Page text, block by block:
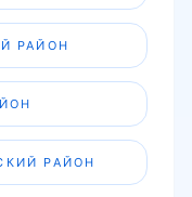
РАЙОН
РАЙОН